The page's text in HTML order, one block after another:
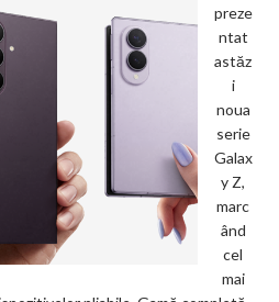
preze
ntat
astăz
i
noua
serie
Galax
y Z,
marc
ând
cel
mai